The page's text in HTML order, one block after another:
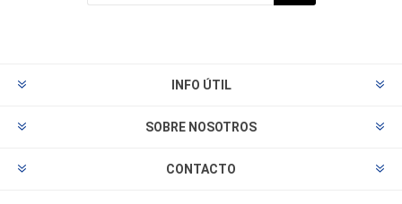
INFO ÚTIL
SOBRE NOSOTROS
CONTACTO